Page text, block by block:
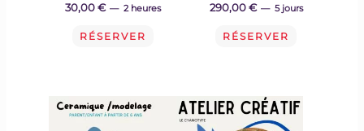
30,00€ 2 heures
RÉSERVER
290,00 € 5 jours
RÉSERVER